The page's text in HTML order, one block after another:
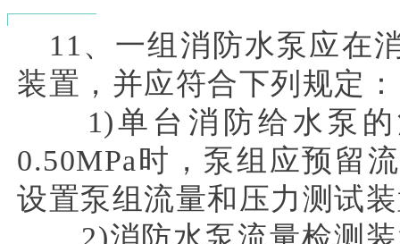
11、一组消防水泵应在
装置，并应符合下列规定：
1)单台消防给水泵的
0.50MPa时，泵组应预留
设置泵组流量和压力测试